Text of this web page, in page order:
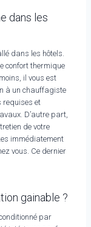
dans les
dans les hôtels.
confort thermique
il vous est
à un chauffagiste
requises et
D’autre part,
de votre
immédiatement
vous. Ce dernier
gainable ?
par